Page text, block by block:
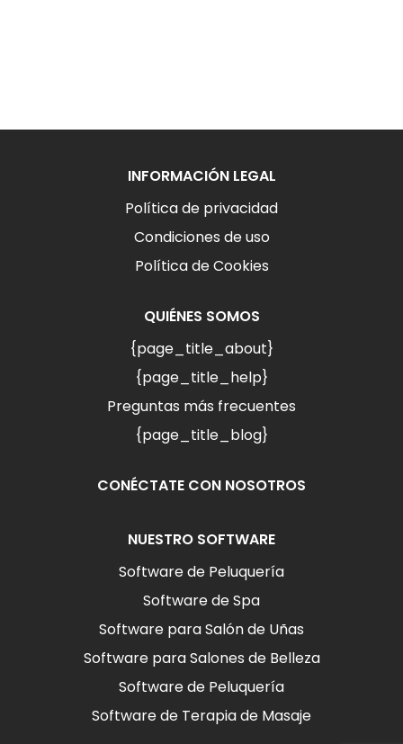
INFORMACIÓN LEGAL
Política de privacidad
Condiciones de uso
Política de Cookies
QUIÉNES SOMOS
{page_title_about}
{page_title_help}
Preguntas más frecuentes
{page_title_blog}
CONÉCTATE CON NOSOTROS
NUESTRO SOFTWARE
Software de Peluquería
Software de Spa
Software para Salón de Uñas
Software para Salones de Belleza
Software de Peluquería
Software de Terapia de Masaje